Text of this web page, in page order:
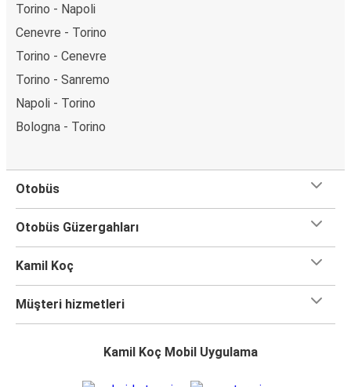
Torino - Napoli
Cenevre - Torino
Torino - Cenevre
Torino - Sanremo
Napoli - Torino
Bologna - Torino
Otobüs
Otobüs Güzergahları
Kamil Koç
Müşteri hizmetleri
Kamil Koç Mobil Uygulama